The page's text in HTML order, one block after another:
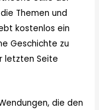
Themen und
kostenlos ein
Geschichte zu
letzten Seite
die den